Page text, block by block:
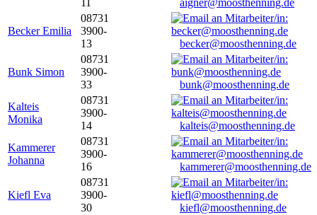
aigner@moosthenning.de
Becker Emilia
08731
3900-
13
becker@moosthenning.de
Bunk Simon
08731
3900-
33
bunk@moosthenning.de
Kalteis
Monika
08731
3900-
14
kalteis@moosthenning.de
Kammerer
Johanna
08731
3900-
16
kammerer@moosthenning.de
Kiefl Eva
08731
3900-
30
kiefl@moosthenning.de